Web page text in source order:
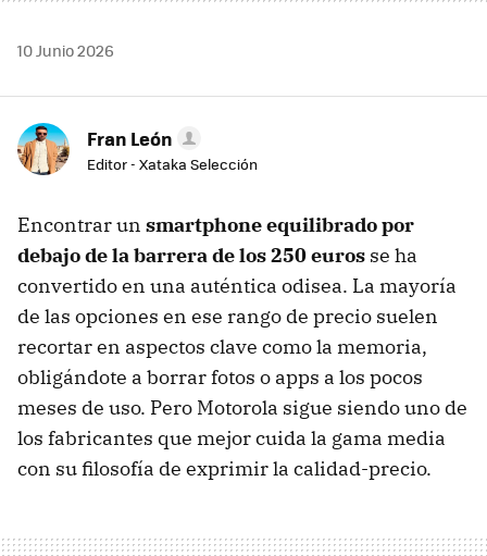
10 Junio 2026
Fran León
Editor - Xataka Selección
Encontrar un smartphone equilibrado por
debajo de la barrera de los 250 euros se ha
convertido en una auténtica odisea. La mayoría
de las opciones en ese rango de precio suelen
recortar en aspectos clave como la memoria,
obligándote a borrar fotos o apps a los pocos
meses de uso. Pero Motorola sigue siendo uno de
los fabricantes que mejor cuida la gama media
con su filosofía de exprimir la calidad-precio.